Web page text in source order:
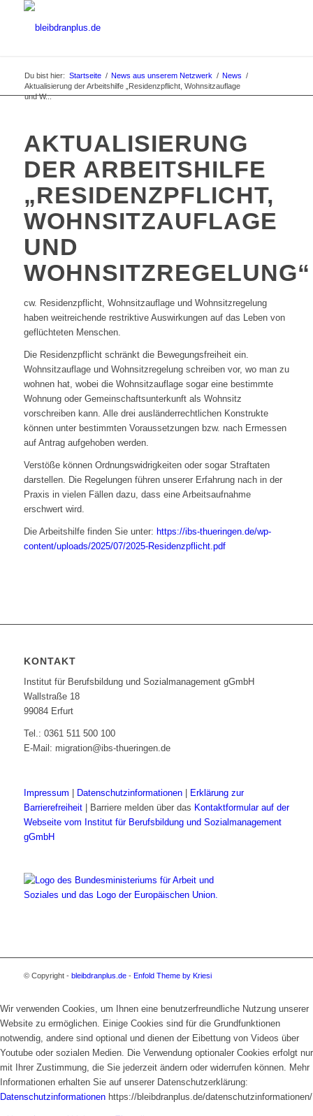
Du bist hier: Startseite / News aus unserem Netzwerk / News /
Aktualisierung der Arbeitshilfe „Residenzpflicht, Wohnsitzauflage
und W...
AKTUALISIERUNG
DER ARBEITSHILFE
„RESIDENZPFLICHT,
WOHNSITZAUFLAGE
UND
WOHNSITZREGELUNG“
cw. Residenzpflicht, Wohnsitzauflage und Wohnsitzregelung
haben weitreichende restriktive Auswirkungen auf das Leben von
geflüchteten Menschen.
Die Residenzpflicht schränkt die Bewegungsfreiheit ein.
Wohnsitzauflage und Wohnsitzregelung schreiben vor, wo man zu
wohnen hat, wobei die Wohnsitzauflage sogar eine bestimmte
Wohnung oder Gemeinschaftsunterkunft als Wohnsitz
vorschreiben kann. Alle drei ausländerrechtlichen Konstrukte
können unter bestimmten Voraussetzungen bzw. nach Ermessen
auf Antrag aufgehoben werden.
Verstöße können Ordnungswidrigkeiten oder sogar Straftaten
darstellen. Die Regelungen führen unserer Erfahrung nach in der
Praxis in vielen Fällen dazu, dass eine Arbeitsaufnahme
erschwert wird.
Die Arbeitshilfe finden Sie unter: https://ibs-thueringen.de/wp-
content/uploads/2025/07/2025-Residenzpflicht.pdf
KONTAKT
Institut für Berufsbildung und Sozialmanagement gGmbH
Wallstraße 18
99084 Erfurt
Tel.: 0361 511 500 100
E-Mail: migration@ibs-thueringen.de
Impressum Datenschutzinformationen|
Erklärung zur
Barrierefreiheit| Barriere melden über das Kontaktformular auf der
Webseite vom Institut für Berufsbildung und Sozialmanagement
gGmbH
© Copyright - bleibdranplus.de- Enfold Theme by Kriesi
Wir verwenden Cookies, um Ihnen eine benutzerfreundliche Nutzung unserer
Website zu ermöglichen. Einige Cookies sind für die Grundfunktionen
notwendig, andere sind optional und dienen der Eibettung von Videos über
Youtube oder sozialen Medien. Die Verwendung optionaler Cookies erfolgt nur
mit Ihrer Zustimmung, die Sie jederzeit ändern oder widerrufen können. Mehr
Informationen erhalten Sie auf unserer Datenschutzerklärung:
Datenschutzinformationen https://bleibdranplus.de/datenschutzinformationen/